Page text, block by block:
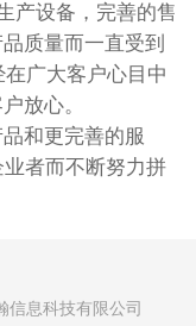
产设备，完善的售
质量而一直受到
广大客户心目中
放心。
和更完善的服
者而不断努力拼
信息科技有限公司